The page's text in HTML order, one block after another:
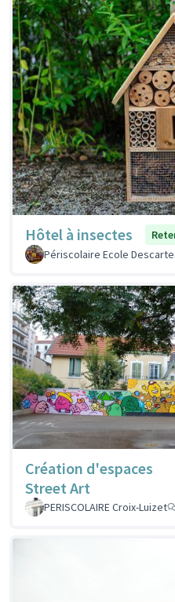
Hôtel à insectes
Périscolaire Ecole
Création d'espaces
Street Art
PERISCOLAIRE Croix-Luizet